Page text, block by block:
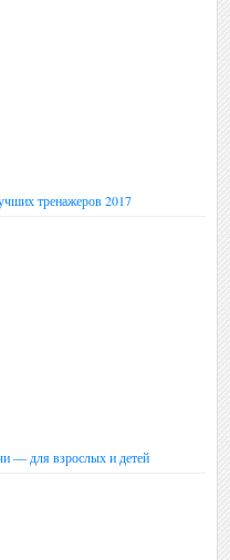
тренажеров 2017
— для взрослых и детей